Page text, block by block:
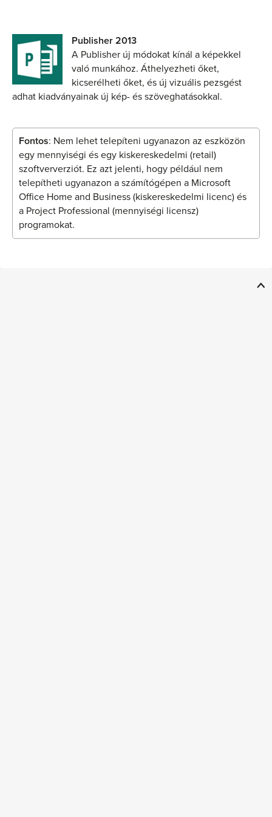
Publisher 2013
A Publisher új módokat kínál a képekkel
való munkához. Áthelyezheti őket,
kicserélheti őket, és új vizuális pezsgést
adhat kiadványainak új kép- és szöveghatásokkal.
Fontos: Nem lehet telepíteni ugyanazon az eszközön
egy mennyiségi és egy kiskereskedelmi (retail)
szoftververziót. Ez azt jelenti, hogy például nem
telepítheti ugyanazon a számítógépen a Microsoft
Office Home and Business (kiskereskedelmi licenc) és
a Project Professional (mennyiségi licensz)
programokat.